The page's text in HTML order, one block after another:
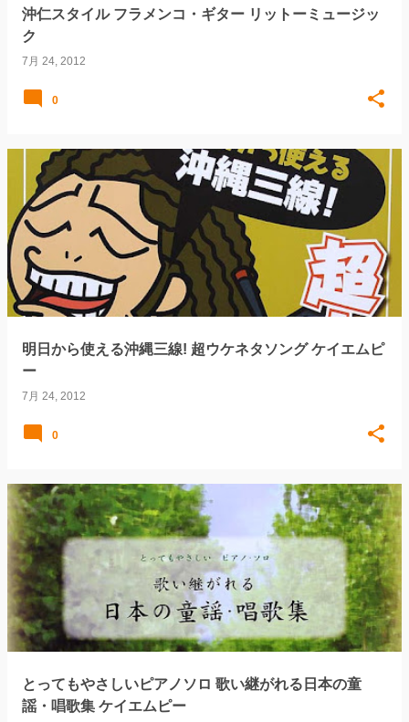
沖仁スタイル フラメンコ・ギター リットーミュージッ
ク
7月 24, 2012
0
明日から使える沖縄三線! 超ウケネタソング ケイエムピ
ー
7月 24, 2012
0
とってもやさしいピアノソロ 歌い継がれる日本の童
謡・唱歌集 ケイエムピー